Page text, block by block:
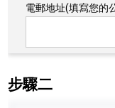
電郵地址(填寫您的
步驟二